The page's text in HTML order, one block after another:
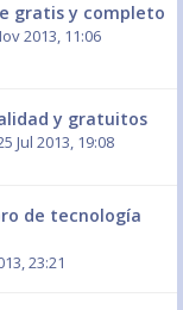
gratis y completo
2013, 11:06
y gratuitos
Jul 2013, 19:08
de tecnología
23:21